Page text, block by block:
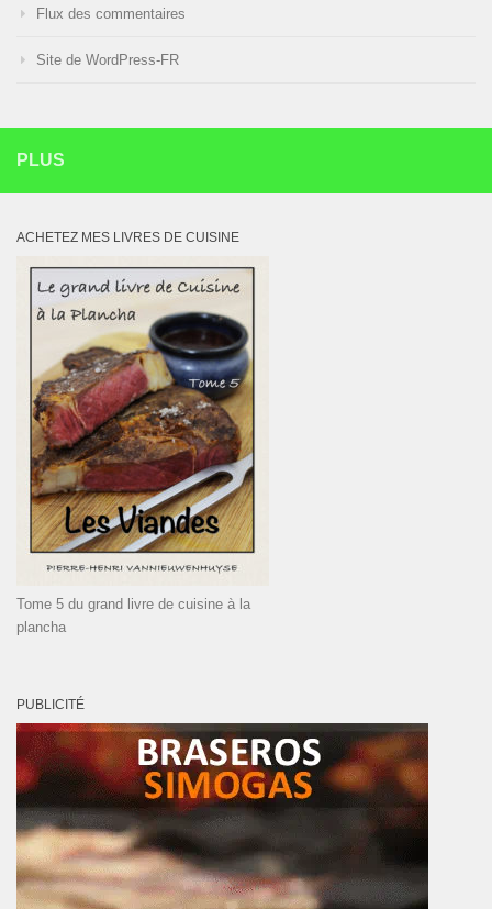
Flux des commentaires
Site de WordPress-FR
PLUS
ACHETEZ MES LIVRES DE CUISINE
Tome 5 du grand livre de cuisine à la
plancha
PUBLICITÉ